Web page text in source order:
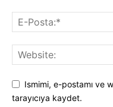
Ismimi, e-postamı ve
tarayıcıya kaydet.